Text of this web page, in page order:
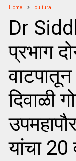
Home cultural
Dr
प्रभाग
वाटपातून
दिवाळी
यांचा 20